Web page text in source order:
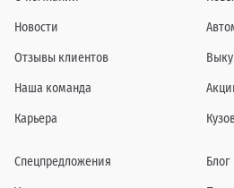
Новости
Отзывы клиентов
Наша команда
Карьера
Спецпредложения
Блог